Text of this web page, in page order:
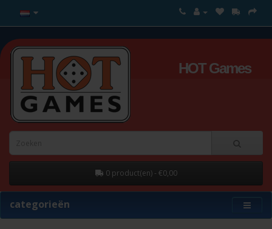
HOT Games
0 product(en) - €0,00
categorieën